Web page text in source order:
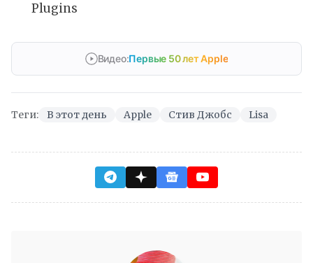
Plugins
Видео:Первые 50 лет Apple
Теги: В этот день Apple Стив Джобс Lisa